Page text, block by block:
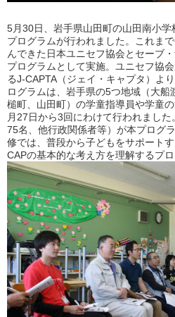
5月30日、岩手県山田町の山田南小
プログラムが行われました。これま
んできた日本ユニセフ協会とセーブ
プログラムとして実施。ユニセフ協
るJ-CAPTA（ジェイ・キャプタ）よ
ログラムは、岩手県の5つ地域（大
槌町、山田町）の学童指導員や学童
月27日から3回にわけて行われまし
75名、他行政関係者等）が本プログ
修では、普段から子どもをサポート
CAPの基本的な考え方を理解するプ